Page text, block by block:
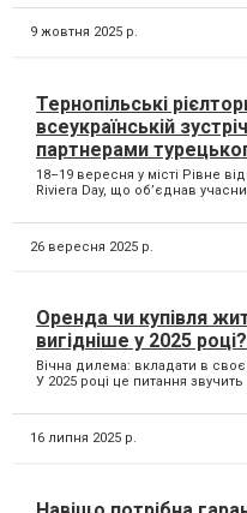
9 жовтня 2025 р.
Тернопільські
всеукраїнській
партнерами
18–19 вересня у місті Рівне
Riviera Day, що об’єднав
26 вересня 2025 р.
Оренда чи купівля
вигідніше у 2025 році?
Вічна дилема: вкладати в
У 2025 році це питання
16 липня 2025 р.